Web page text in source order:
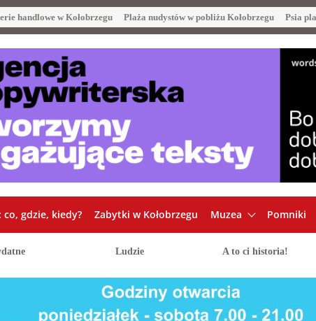
handlowe w Kołobrzegu Plaża nudystów w pobliżu Kołobrzegu Psia
co, gdzie, kiedy? Zabytki w Kołobrzegu Muzea Pomniki
Ludzie A to ci historia!